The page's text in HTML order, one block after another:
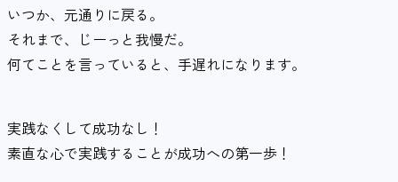
いつか、元通りに戻る。
それまで、じーっと我慢だ。
何てことを言っていると、手遅れになります。
実践なくして成功なし！
素直な心で実践することが成功への第一歩！